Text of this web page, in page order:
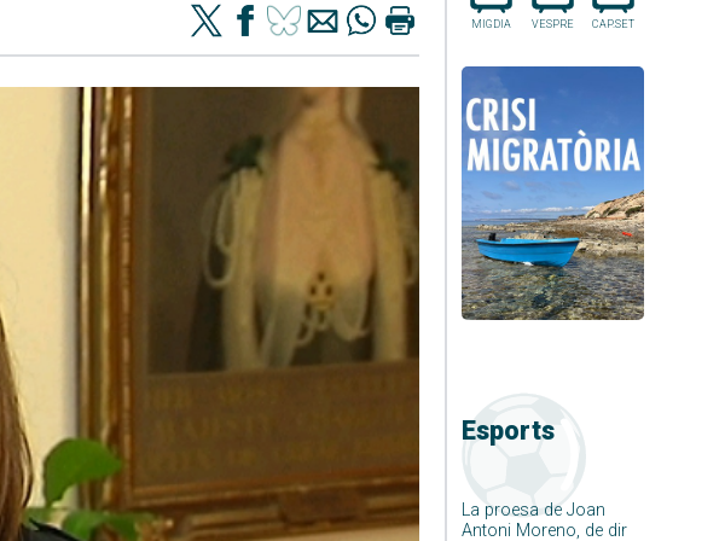
MIGDIA VESPRE CAP.SET
Esports
La proesa de Joan
Antoni Moreno, de dir